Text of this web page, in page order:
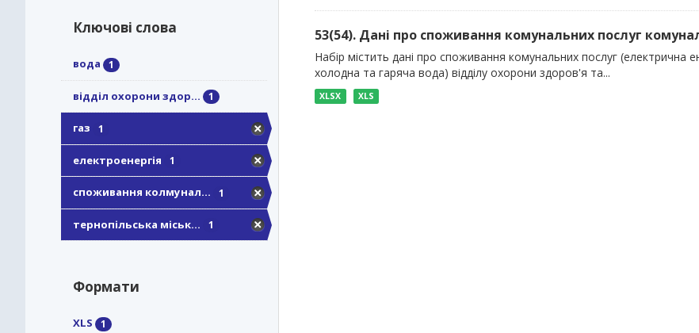
Ключові слова
вода 1
відділ охорони здор... 1
газ 1
електроенергія 1
споживання колмунал... 1
тернопільська міськ... 1
Формати
XLS 1
53(54). Дані про споживання комунальних послуг
Набір містить дані про споживання комунальних послуг (електрична
холодна та гаряча вода) відділу охорони здоров'я та...
XLSX XLS